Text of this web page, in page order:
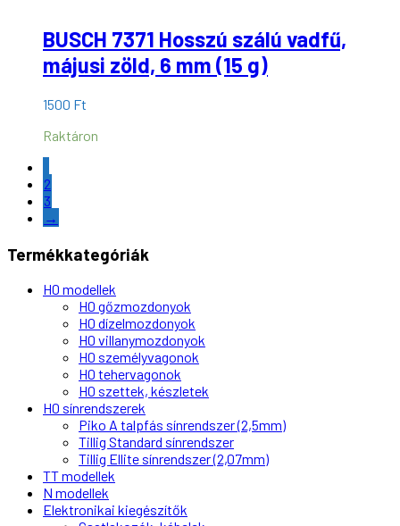
BUSCH 7371 Hosszú szálú vadfű,
májusi zöld, 6 mm (15 g)
1500 Ft
Raktáron
2
3
→
Termékkategóriák
H0 modellek
H0 gőzmozdonyok
H0 dízelmozdonyok
H0 villanymozdonyok
H0 személyvagonok
H0 tehervagonok
H0 szettek, készletek
H0 sínrendszerek
Piko A talpfás sínrendszer (2,5mm)
Tillig Standard sínrendszer
Tillig Ellite sínrendszer (2,07mm)
TT modellek
N modellek
Elektronikai kiegészítők